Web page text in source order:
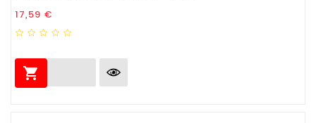
Prezzo
17,59 €
